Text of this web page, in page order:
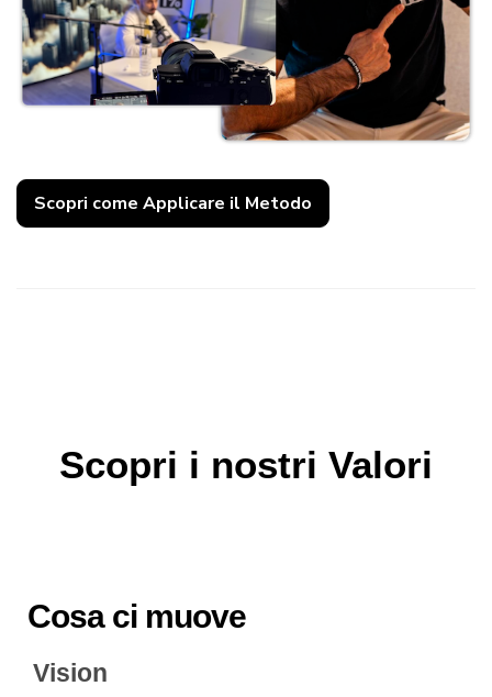
Scopri come Applicare il Metodo
Scopri i nostri Valori
Cosa ci muove
Vision